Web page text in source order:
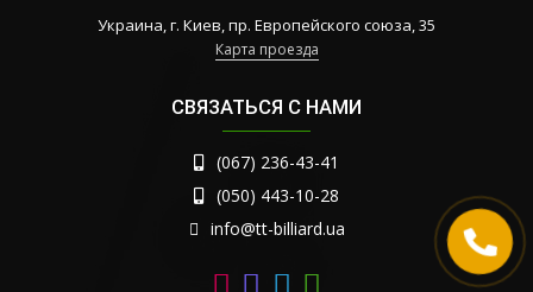
Украина, г. Киев, пр. Европейского союза, 35
Карта проезда
СВЯЗАТЬСЯ С НАМИ
(067) 236-43-41
(050) 443-10-28
info@tt-billiard.ua